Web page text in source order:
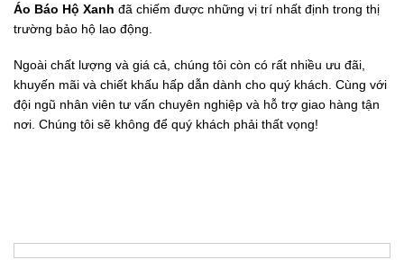
Áo Báo Hộ Xanh đã chiếm được những vị trí nhất định trong thị
trường bảo hộ lao động.
Ngoài chất lượng và giá cả, chúng tôi còn có rất nhiều ưu đãi,
khuyến mãi và chiết khấu hấp dẫn dành cho quý khách. Cùng với
đội ngũ nhân viên tư vấn chuyên nghiệp và hỗ trợ giao hàng tận
nơi. Chúng tôi sẽ không để quý khách phải thất vọng!